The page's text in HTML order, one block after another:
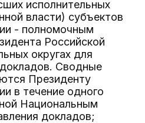
исполнительных
власти) субъектов
- полномочным
Российской
округах для
Сводные
Президенту
в течение одного
Национальным
докладов;